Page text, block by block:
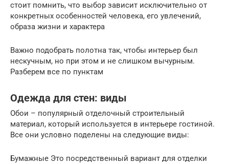
стоит помнить, что выбор зависит исключительно от
конкретных особенностей человека, его увлечений,
образа жизни и характера
Важно подобрать полотна так, чтобы интерьер был
нескучным, но при этом и не слишком вычурным.
Разберем все по пунктам
Одежда для стен: виды
Обои – популярный отделочный строительный
материал, который используется в интерьере гостиной.
Все они условно поделены на следующие виды:
Бумажные Это посредственный вариант для отделки